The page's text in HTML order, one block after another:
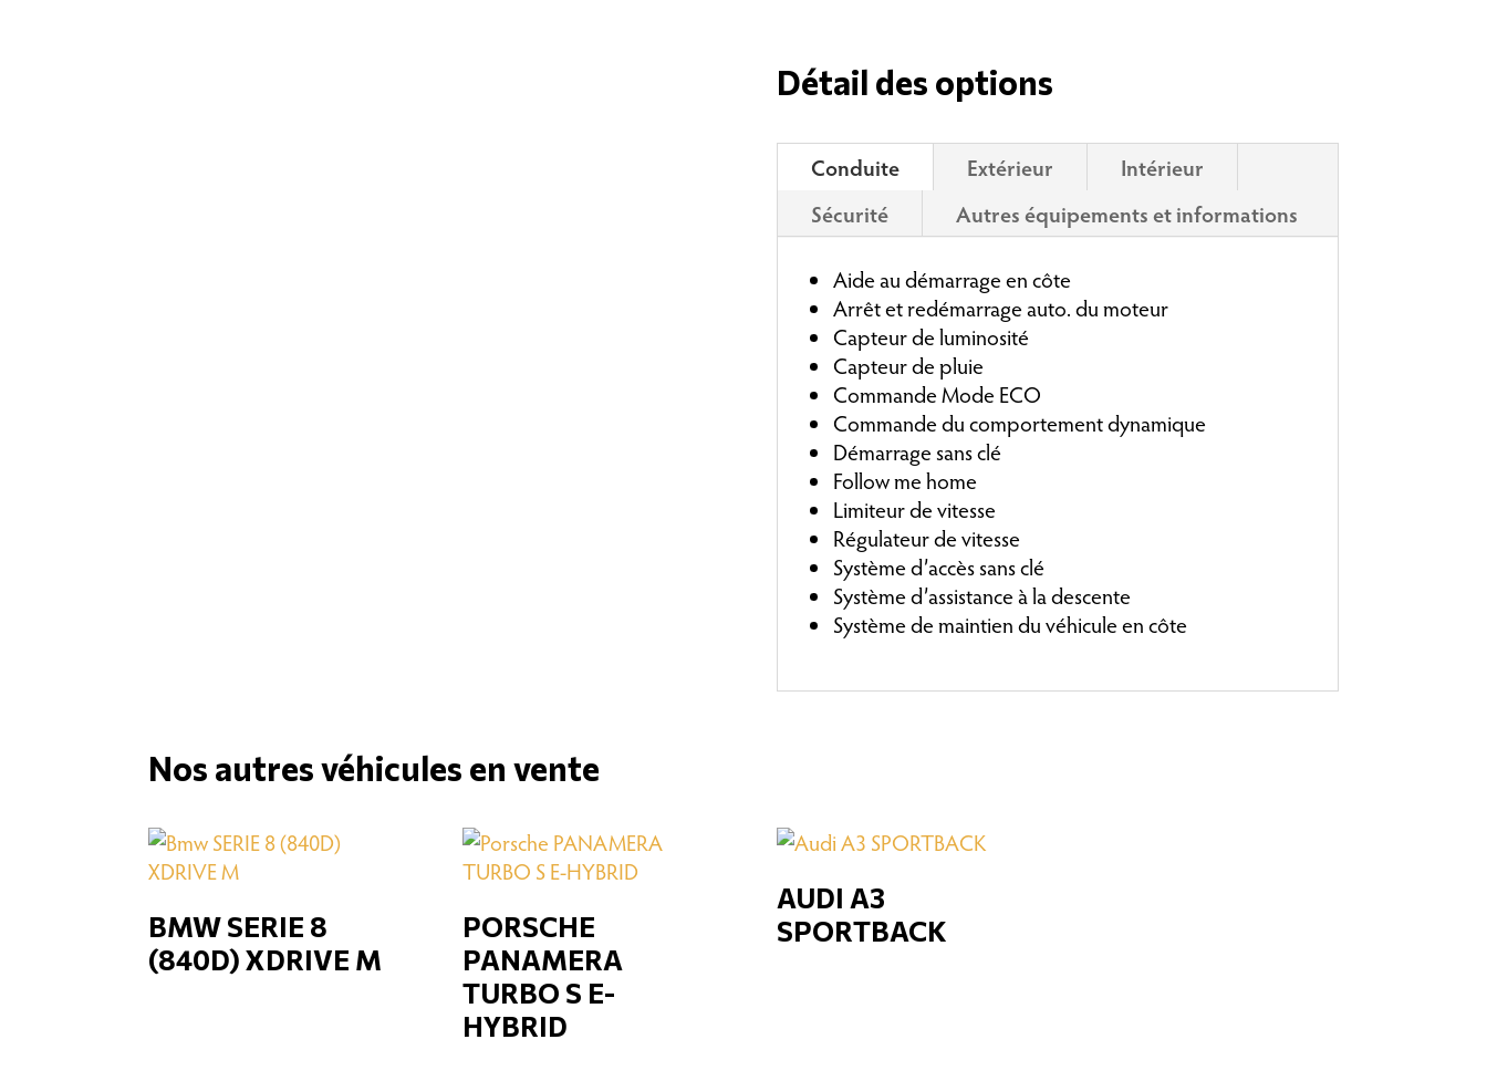
Détail des options
Conduite Extérieur
Intérieur
Sécurité
Autres équipements et informations
Aide au démarrage en côte
Arrêt et redémarrage auto. du moteur
Capteur de luminosité
Capteur de pluie
Commande Mode ECO
Commande du comportement dynamique
Démarrage sans clé
Follow me home
Limiteur de vitesse
Régulateur de vitesse
Système d’accès sans clé
Système d’assistance à la descente
Système de maintien du véhicule en côte
Nos autres véhicules en vente
BMW SERIE 8
(840D) XDRIVE M
PORSCHE
PANAMERA
TURBO S E-
HYBRID
AUDI A3
SPORTBACK